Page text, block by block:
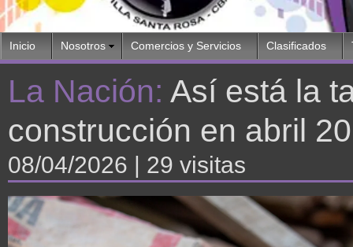
Inicio Nosotros Comercios y Servicios Clasificados
La Nación: Así está la
construcción en abril
08/04/2026 | 29 visitas